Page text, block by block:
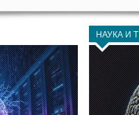
НАУКА И